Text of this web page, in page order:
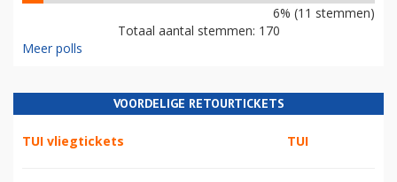
6% (11 stemmen)
Totaal aantal stemmen: 170
Meer polls
VOORDELIGE RETOURTICKETS
TUI vliegtickets TUI